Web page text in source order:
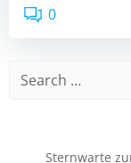
0
Search
Sternwarte